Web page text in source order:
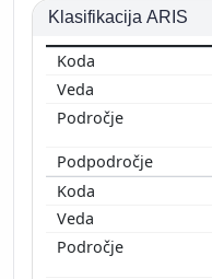
Klasifikacija ARIS